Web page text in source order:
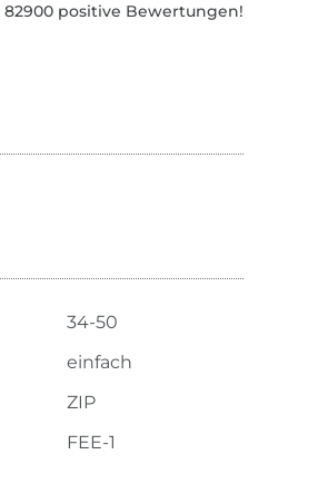
82900 positive Bewertungen!
34-50
einfach
ZIP
FEE-1